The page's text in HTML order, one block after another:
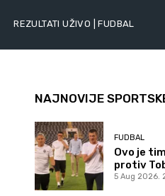
REZULTATI UŽIVO | FUDBAL
NAJNOVIJE
FUDBAL
Ovo je
protiv
5 Aug 2026.